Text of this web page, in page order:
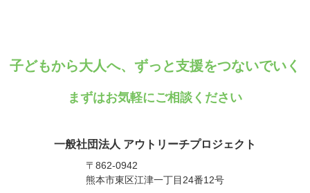
子どもから大人へ、ずっと支援をつないでいく
まずはお気軽にご相談ください
一般社団法人 アウトリーチプロジェクト
〒862-0942
熊本市東区江津一丁目24番12号